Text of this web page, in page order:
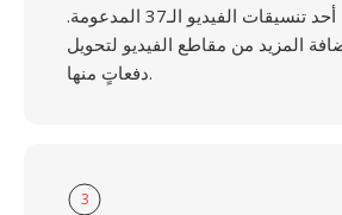
الإخراج إلى أحد تنسيقات الفيديو الـ37 المدعومة.
المزيد من مقاطع الفيديو لتحويل
دفعاتٍ منها.
3